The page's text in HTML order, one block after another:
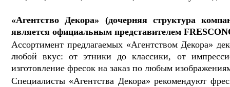
«Агентство Декора» (дочерняя структура
является официальным представителем
Ассортимент предлагаемых «Агентством Декора»
любой вкус: от этники до классики, от
изготовление фресок на заказ по любым
Специалисты «Агентства Декора» рекомендуют